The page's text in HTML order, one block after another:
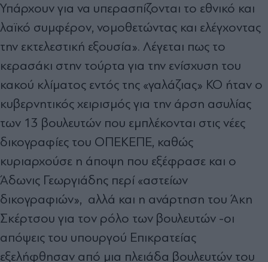
Υπάρχουν για να υπερασπίζονται το εθνικό και
λαϊκό συμφέρον, νομοθετώντας και ελέγχοντας
την εκτελεστική εξουσία». Λέγεται πως το
κερασάκι στην τούρτα για την ενίσχυση του
κακού κλίματος εντός της «γαλάζιας» ΚΟ ήταν ο
κυβερνητικός χειρισμός για την άρση ασυλίας
των 13 βουλευτών που εμπλέκονται στις νέες
δικογραφίες του ΟΠΕΚΕΠΕ, καθώς
κυριαρχούσε η άποψη που εξέφρασε και ο
Άδωνις Γεωργιάδης περί «αστείων
δικογραφιών», αλλά και η ανάρτηση του Άκη
Σκέρτσου για τον ρόλο των βουλευτών -οι
απόψεις του υπουργού Επικρατείας
εξελήφθησαν από μια πλειάδα βουλευτών του